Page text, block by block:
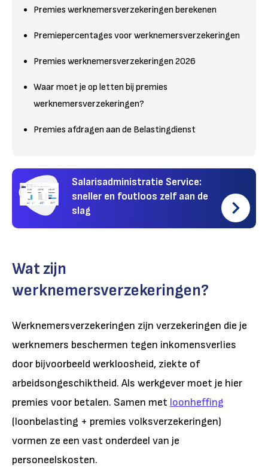
Premies werknemersverzekeringen berekenen
Premiepercentages voor werknemersverzekeringen
Premies werknemersverzekeringen 2026
Waar moet je op letten bij premies
werknemersverzekeringen?
Premies afdragen aan de Belastingdienst
Salarisadministratie Service:
sneller en foutloos zelf aan de
slag
Wat zijn
werknemersverzekeringen?
Werknemersverzekeringen zijn verzekeringen die je
werknemers beschermen tegen inkomensverlies
door bijvoorbeeld werkloosheid, ziekte of
arbeidsongeschiktheid. Als werkgever moet je hier
premies voor betalen. Samen met loonheffing
(loonbelasting + premies volksverzekeringen)
vormen ze een vast onderdeel van je
personeelskosten.